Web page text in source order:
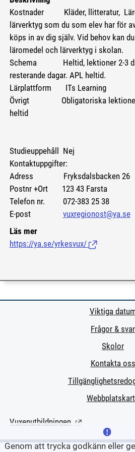
Kostnader Kläder, llitteratur,
lärverktyg som du som elev har för
köps in av dig själv. Vid behov kan
läromedel och lärverktyg i skolan.
Schema Heltid, lektioner 2-3
resterande dagar. APL heltid.
Lärplattform ITs Learning
Övrigt Obligatoriska lektioner
heltid
Studieuppehåll Nej
Kontaktuppgifter:
Adress Fryksdalsbacken 26
Postnr +Ort 123 43 Farsta
Telefon nr. 072-383 25 38
E-post vuxregionost@ya.se
Läs mer
https://ya.se/yrkesvux/ (Länk till
Viktiga
Frågor & svar
Skolor
Kontakta oss
Vuxenutbildningen (Länk till extern
Genom att trycka godkänn eller